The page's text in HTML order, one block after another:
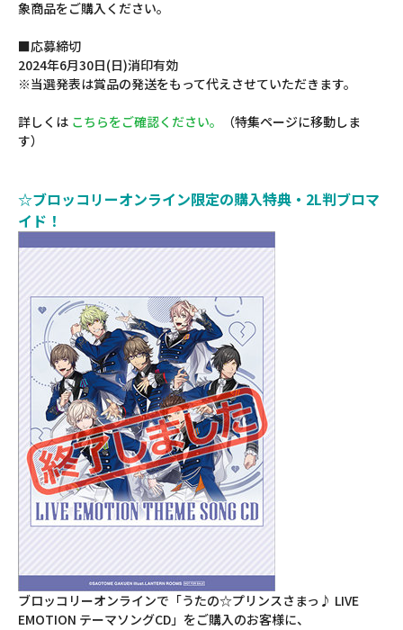
象商品をご購入ください。
■応募締切
2024年6月30日(日)消印有効
※当選発表は賞品の発送をもって代えさせていただきます。
詳しくは こちらをご確認ください。
（特集ページに移動しま
す）
☆ブロッコリーオンライン限定の購入特典・2L判ブロマ
イド！
ブロッコリーオンラインで「うたの☆プリンスさまっ♪ LIVE
EMOTION テーマソングCD」をご購入のお客様に、